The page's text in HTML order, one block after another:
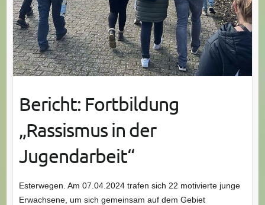
Bericht: Fortbildung
„Rassismus in der
Jugendarbeit“
Esterwegen. Am 07.04.2024 trafen sich 22 motivierte junge
Erwachsene, um sich gemeinsam auf dem Gebiet